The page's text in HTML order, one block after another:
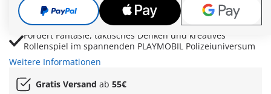
Polizist und Wachhund sichern Spuren, verfolgen Täter
und bringen actionreiche Ermittlungen ins Spiel
Fördert Fantasie, taktisches Denken und kreatives
Rollenspiel im spannenden PLAYMOBIL Polizeiuniversum
Weitere Informationen
Gratis Versand ab 55€